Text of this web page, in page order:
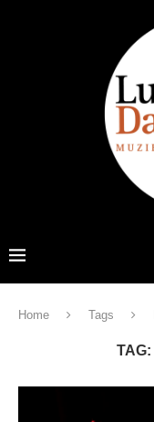
Home Tags
TAG: